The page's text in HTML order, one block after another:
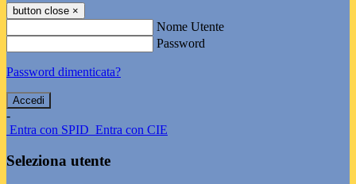
button close ×
Nome Utente
Password
Password dimenticata?
-
Entra con SPID Entra con CIE
Seleziona utente